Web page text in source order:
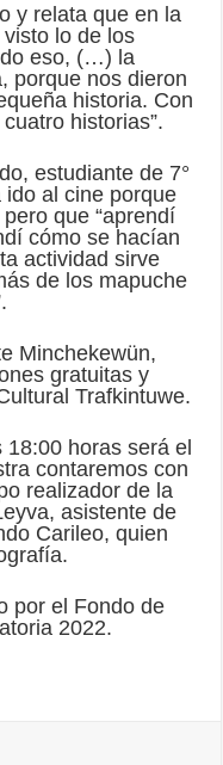
y relata que en la
lo de los
eso, (…) la
porque nos dieron
historia. Con
historias”.
estudiante de 7°
al cine porque
que “aprendí
cómo se hacían
actividad sirve
de los mapuche
Minchekewün,
gratuitas y
Trafkintuwe.
horas será el
contaremos con
realizador de la
asistente de
Carileo, quien
por el Fondo de
2022.